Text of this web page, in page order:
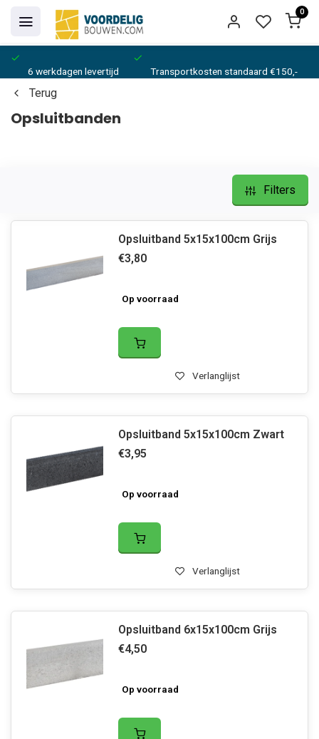
0
6 werkdagen levertijd Transportkosten standaard €150,-
Terug
Opsluitbanden
Filters
Opsluitband 5x15x100cm Grijs
€3,80
Op voorraad
Verlanglijst
Opsluitband 5x15x100cm Zwart
€3,95
Op voorraad
Verlanglijst
Opsluitband 6x15x100cm Grijs
€4,50
Op voorraad